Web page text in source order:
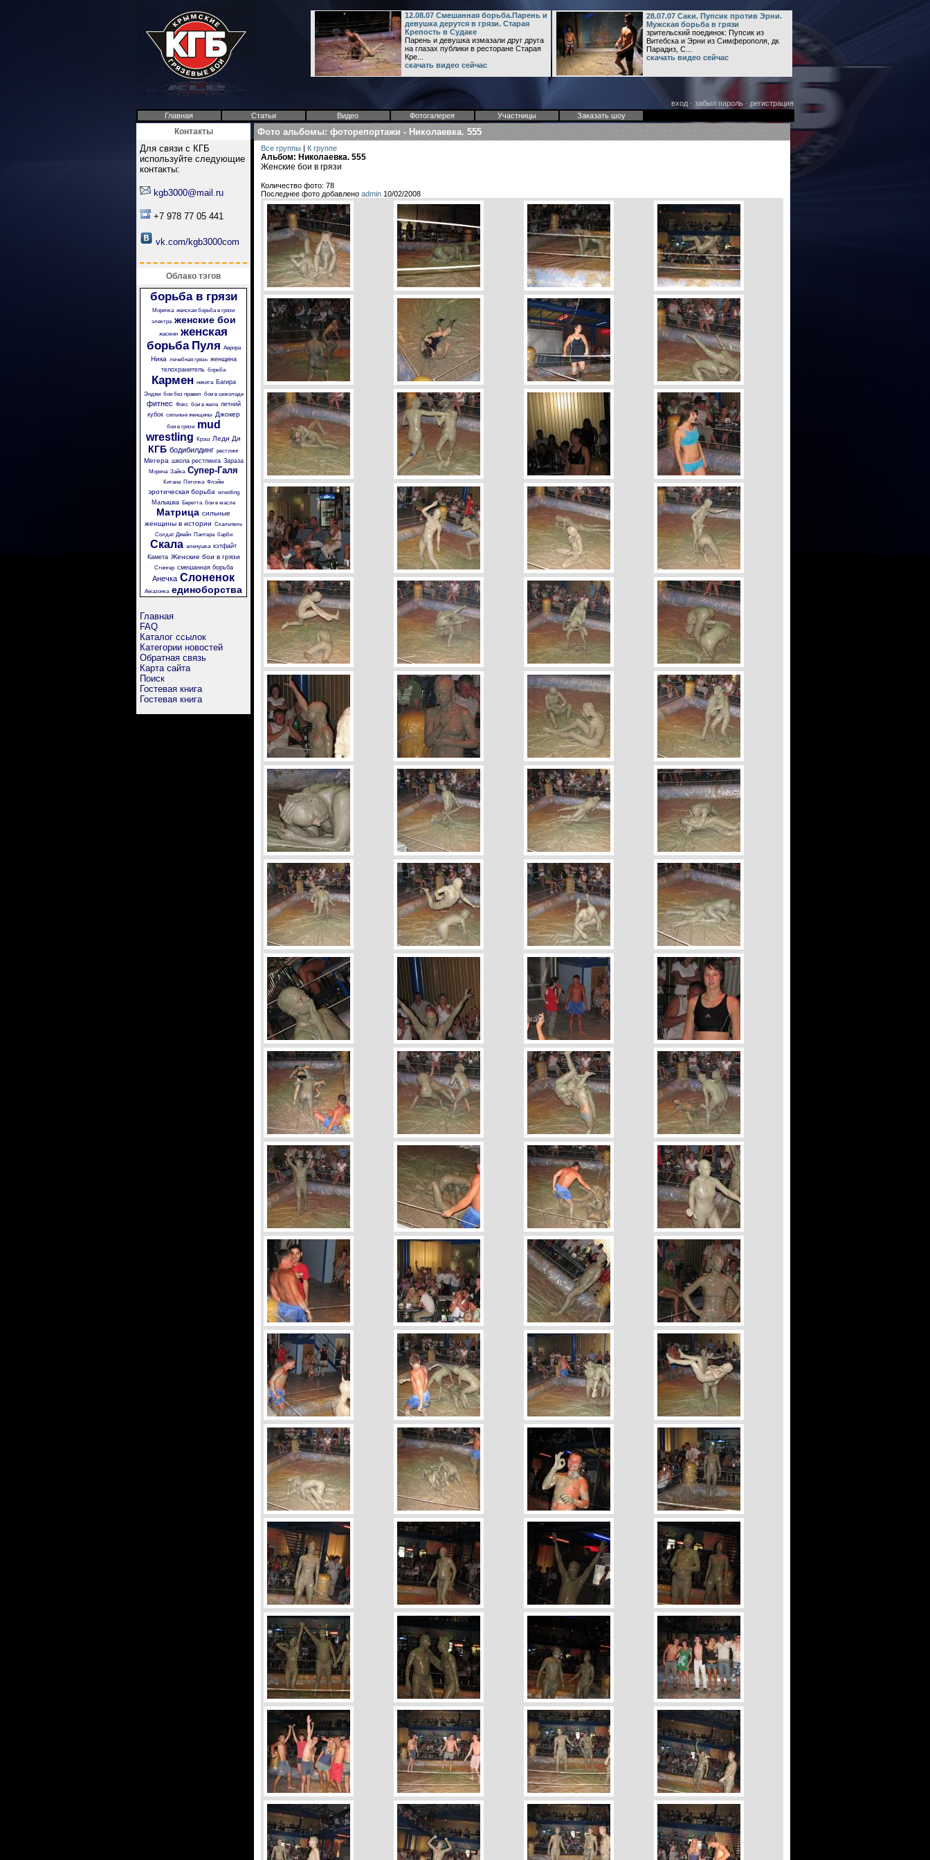
12.08.07 Смешанная борьба.Парень и
девушка дерутся в грязи. Старая
Крепость в Судаке
Парень и девушка измазали друг друга
на глазах публики в ресторане Старая
Кре...
скачать видео сейчас
28.07.07 Саки. Пупсик против Эрни.
Мужская борьба в грязи
зрительский поединок: Пупсик из
Витебска и Эрни из Симферополя, дк
Парадиз, С...
скачать видео сейчас
вход· забыл пароль· регистрация
Главная
Статьи Видео Фотогалерея Участницы Заказать шоу
Контакты
Для связи с КГБ
используйте следующие
контакты:
kgb3000@mail.ru
+7 978 77 05 441
vk.com/kgb3000com
Облако тэгов
борьба в грязи
Морячка женская борьба в грязи
электра женские бои
жасмин женская
борьба Пуля Аврора
Ника лечебная грязь женщина
телохранитель борьба
Кармен никита Багира
Энджи бои без правил бои в шоколаде
фитнес Фокс бои в желе летний
кубок сильные женщины Джокер
бои в грязи
mud
wrestling
Крэш Леди Ди
КГБ бодибилдинг рестлинг
Мегера школа рестлинга Зараза
Моряча Зайка Супер-Галя
Китана Пяточка Флэйм
эротическая борьба wrestling
Малышка Беретта бои в масле
Матрица сильные
женщины в истории Скальпель
Солдат Джейн
Пантера барби
Скала аленушка кэтфайт
Камета Женские бои в грязи
Стингер смешанная борьба
Анечка Слоненок
Амазонка единоборства
Главная
FAQ
Каталог ссылок
Категории новостей
Обратная связь
Карта сайта
Поиск
Гостевая книга
Гостевая книга
Фото альбомы: фоторепортажи - Николаевка. 555
Все группы | К группе
Альбом: Николаевка. 555
Женские бои в грязи
Количество фото: 78
Последнее фото добавлено admin 10/02/2008